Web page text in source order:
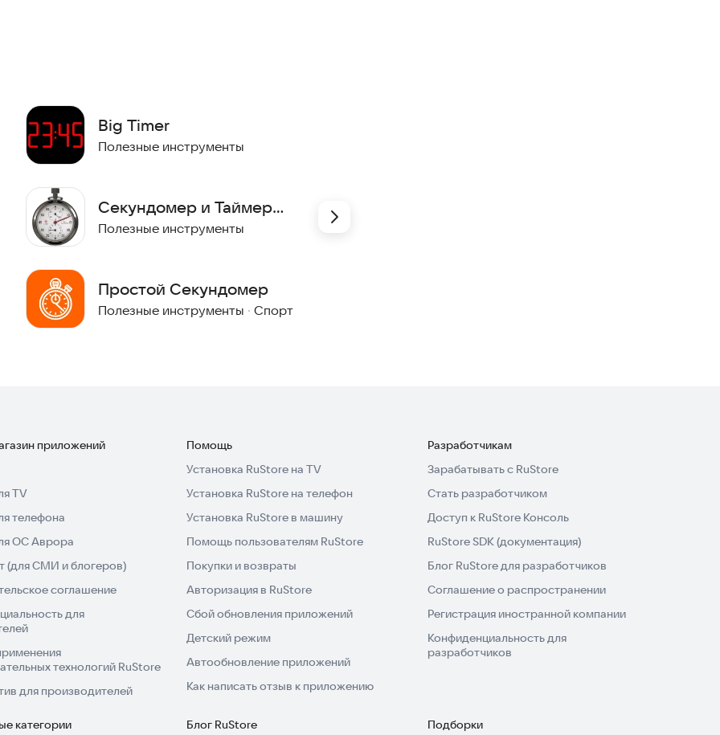
громкости.
кнопки уменьшения громкости.
Big Timer
Полезные инструменты
Секундомер и Таймер
(Фрее)
Полезные инструменты
Простой Секундомер
Полезные инструменты · Спорт
приложений
TV
телефона
ОС Аврора
(для СМИ и блогеров)
соглашение
для
технологий RuStore
для производителей
Помощь
Установка RuStore на TV
Установка RuStore на телефон
Установка RuStore в машину
Помощь пользователям RuStore
Покупки и возвраты
Авторизация в RuStore
Сбой обновления приложений
Детский режим
Автообновление приложений
Как написать отзыв к приложению
Разработчикам
Зарабатывать с RuStore
Стать разработчиком
Доступ к RuStore Консоль
RuStore SDK (документация)
Блог RuStore для разработчиков
Соглашение о распространении
Регистрация иностранной компании
Конфиденциальность для
разработчиков
категории Блог RuStore Подборки